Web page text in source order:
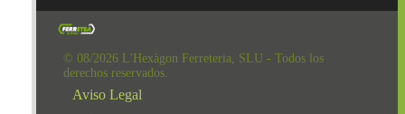
© 08/2026 L'Hexàgon Ferreteria, SLU - Todos los
derechos reservados.
Aviso Legal